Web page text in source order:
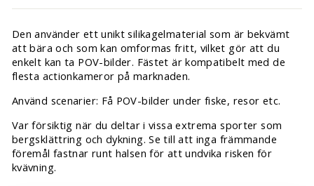
Den använder ett unikt silikagelmaterial som är bekvämt
att bära och som kan omformas fritt, vilket gör att du
enkelt kan ta POV-bilder. Fästet är kompatibelt med de
flesta actionkameror på marknaden.
Använd scenarier: Få POV-bilder under fiske, resor etc.
Var försiktig när du deltar i vissa extrema sporter som
bergsklättring och dykning. Se till att inga främmande
föremål fastnar runt halsen för att undvika risken för
kvävning.